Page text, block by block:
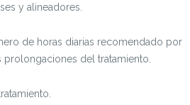
y alineadores.
de horas diarias recomendado por
del tratamiento.